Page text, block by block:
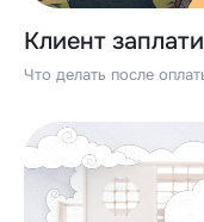
Клиент
Что делать после